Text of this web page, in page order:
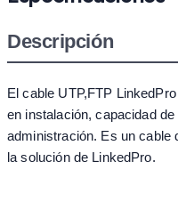
Descripción
El cable UTP,FTP
en instalación, capacidad
administración. Es un cable
la solución de LinkedPro.